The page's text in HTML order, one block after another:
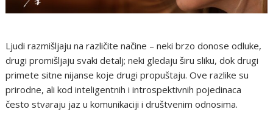
Ljudi razmišljaju na različite načine – neki brzo donose odluke,
drugi promišljaju svaki detalj; neki gledaju širu sliku, dok drugi
primete sitne nijanse koje drugi propuštaju. Ove razlike su
prirodne, ali kod inteligentnih i introspektivnih pojedinaca
često stvaraju jaz u komunikaciji i društvenim odnosima.